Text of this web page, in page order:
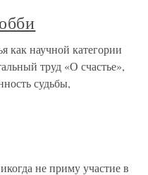
как научной категории
труд «О счастье»,
судьбы,
не приму участие в